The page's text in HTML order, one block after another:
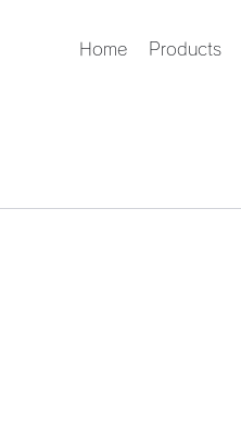
Home Products